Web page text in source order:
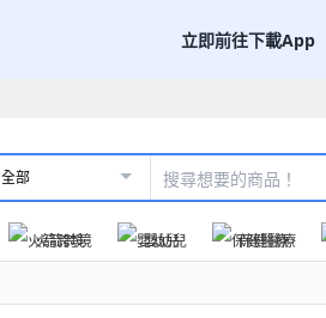
立即前往下載App
全部
火箭跨境 嬰幼兒 保健醫療